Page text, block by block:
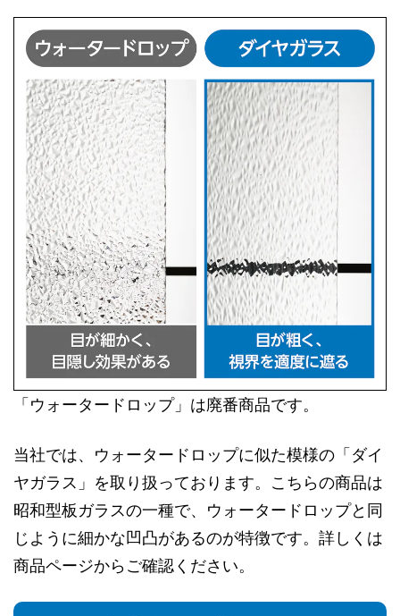
「ウォータードロップ」は廃番商品です。
当社では、ウォータードロップに似た模様の「ダイ
ヤガラス」を取り扱っております。こちらの商品は
昭和型板ガラスの一種で、ウォータードロップと同
じように細かな凹凸があるのが特徴です。詳しくは
商品ページからご確認ください。